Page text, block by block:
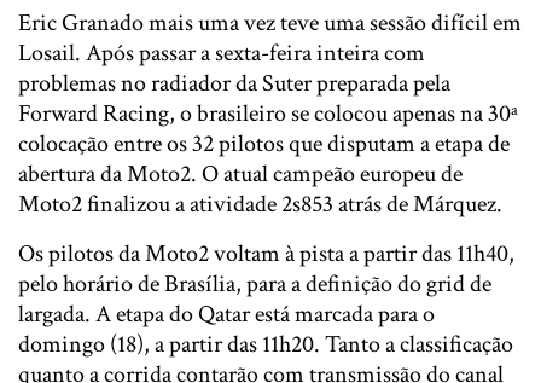
Eric Granado mais uma vez teve uma sessão difícil em
Losail. Após passar a sexta-feira inteira com
problemas no radiador da Suter preparada pela
Forward Racing, o brasileiro se colocou apenas na 30ª
colocação entre os 32 pilotos que disputam a etapa de
abertura da Moto2. O atual campeão europeu de
Moto2 finalizou a atividade 2s853 atrás de Márquez.
Os pilotos da Moto2 voltam à pista a partir das 11h40,
pelo horário de Brasília, para a definição do grid de
largada. A etapa do Qatar está marcada para o
domingo (18), a partir das 11h20. Tanto a classificação
quanto a corrida contarão com transmissão do canal